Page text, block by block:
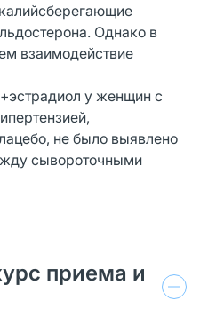
Однако в
взаимодействие
у женщин с
не было выявлено
сывороточными
приема и